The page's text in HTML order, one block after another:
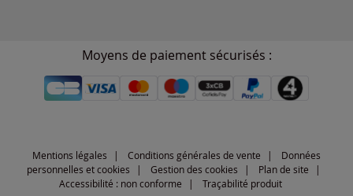
Moyens de paiement sécurisés :
Mentions légales Conditions générales de vente
Données
personnelles et cookies
Gestion des cookies
Plan de site
Accessibilité : non conforme
Traçabilité produit